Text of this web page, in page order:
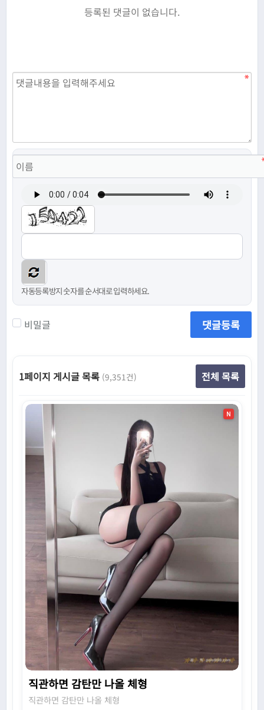
등록된 댓글이 없습니다.
자동등록방지 숫자를 순서대로 입력하세요.
비밀글 댓글등록
1페이지 게시글 목록 (9,351건) 전체 목록
N
직관하면 감탄만 나올 체형
직관하면 감탄만 나올 체형